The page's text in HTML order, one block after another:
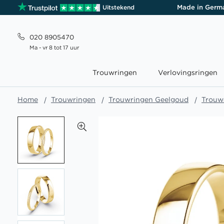
Uitstekend Made in
020 8905470
Ma - vr 8 tot 17 uur
Trouwringen Verlovingsringen
Home Trouwringen Trouwringen Geelgoud
naar
het
einde
van
afbeeldingen-
gallerij